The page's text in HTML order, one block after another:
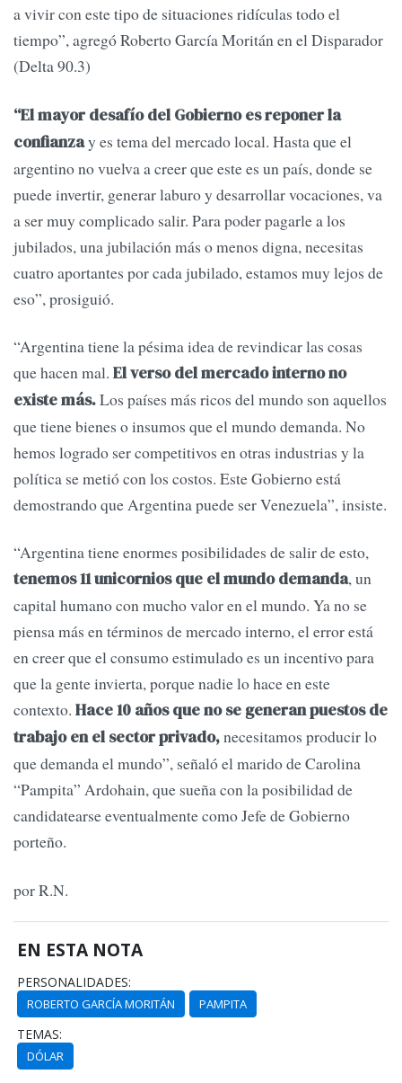
a vivir con este tipo de situaciones ridículas todo el
tiempo”, agregó Roberto García Moritán en el Disparador
(Delta 90.3)
“El mayor desafío del Gobierno es reponer la
confianzay es tema del mercado local. Hasta que el
argentino no vuelva a creer que este es un país, donde se
puede invertir, generar laburo y desarrollar vocaciones, va
a ser muy complicado salir. Para poder pagarle a los
jubilados, una jubilación más o menos digna, necesitas
cuatro aportantes por cada jubilado, estamos muy lejos de
eso”, prosiguió.
“Argentina tiene la pésima idea de revindicar las cosas
que hacen mal. El verso del mercado interno no
existe más.Los países más ricos del mundo son aquellos
que tiene bienes o insumos que el mundo demanda. No
hemos logrado ser competitivos en otras industrias y la
política se metió con los costos. Este Gobierno está
demostrando que Argentina puede ser Venezuela”, insiste.
“Argentina tiene enormes posibilidades de salir de esto,
tenemos 11 unicornios que el mundo demanda, un
capital humano con mucho valor en el mundo. Ya no se
piensa más en términos de mercado interno, el error está
en creer que el consumo estimulado es un incentivo para
que la gente invierta, porque nadie lo hace en este
contexto. Hace 10 años que no se generan puestos de
trabajo en el sector privado,necesitamos producir lo
que demanda el mundo”, señaló el marido de Carolina
“Pampita” Ardohain, que sueña con la posibilidad de
candidatearse eventualmente como Jefe de Gobierno
porteño.
por R.N.
EN ESTA NOTA
PERSONALIDADES:
ROBERTO GARCÍA MORITÁN PAMPITA
TEMAS:
DÓLAR